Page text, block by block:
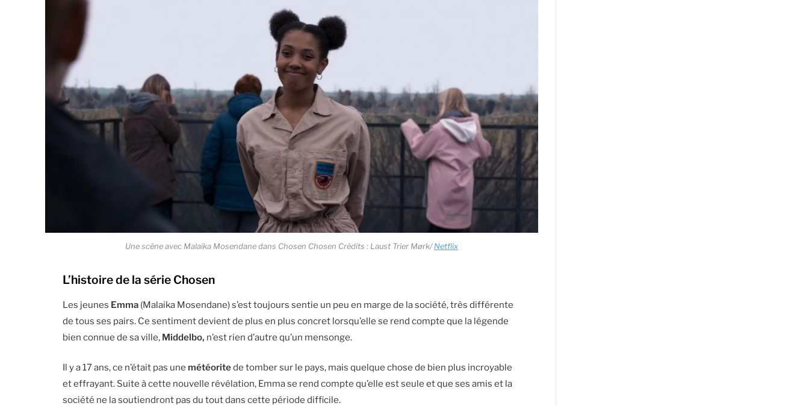
Une scène avec Malaika Mosendane dans Chosen Chosen Crédits : Laust Trier Mørk/Netflix
L’histoire de la série Chosen
Les jeunes Emma (Malaika Mosendane) s’est toujours sentie un peu en marge de la société, très différente
de tous ses pairs. Ce sentiment devient de plus en plus concret lorsqu’elle se rend compte que la légende
bien connue de sa ville, Middelbo, n’est rien d’autre qu’un mensonge.
Il y a 17 ans, ce n’était pas une météoritede tomber sur le pays, mais quelque chose de bien plus incroyable
et effrayant. Suite à cette nouvelle révélation, Emma se rend compte qu’elle est seule et que ses amis et la
société ne la soutiendront pas du tout dans cette période difficile.